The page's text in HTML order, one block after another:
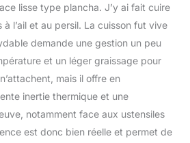
lisse type plancha. J’y ai fait cuire
l’ail et au persil. La cuisson fut vive
demande une gestion un peu
et un léger graissage pour
mais il offre en
inertie thermique et une
notamment face aux ustensiles
est donc bien réelle et permet de